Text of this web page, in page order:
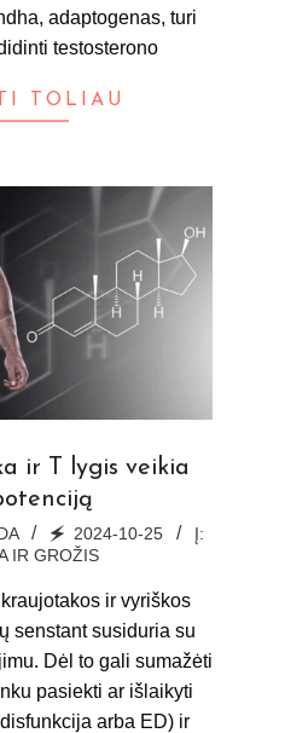
adaptogenas, turi
testosterono
TOLIAU
ir T lygis veikia
🗲 2024-10-25
Į:
IR GROŽIS
ir vyriškos
senstant susiduria su
Dėl to gali sumažėti
pasiekti ar išlaikyti
arba ED) ir